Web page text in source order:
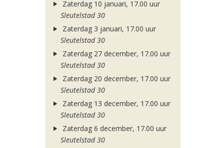
Zaterdag 10 januari, 17.00 uur
Sleutelstad 30
Zaterdag 3 januari, 17.00 uur
Sleutelstad 30
Zaterdag 27 december, 17.00 uur
Sleutelstad 30
Zaterdag 20 december, 17.00 uur
Sleutelstad 30
Zaterdag 13 december, 17.00 uur
Sleutelstad 30
Zaterdag 6 december, 17.00 uur
Sleutelstad 30